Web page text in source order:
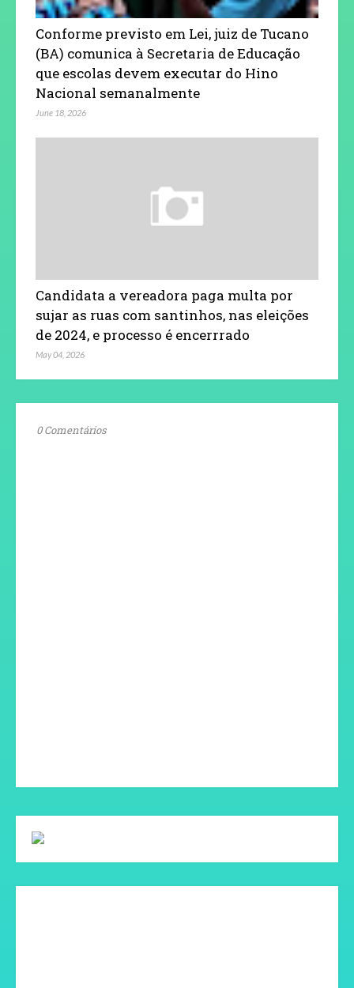
Conforme previsto em Lei, juiz de Tucano
(BA) comunica à Secretaria de Educação
que escolas devem executar do Hino
Nacional semanalmente
June 18, 2026
Candidata a vereadora paga multa por
sujar as ruas com santinhos, nas eleições
de 2024, e processo é encerrrado
May 04, 2026
0 Comentários